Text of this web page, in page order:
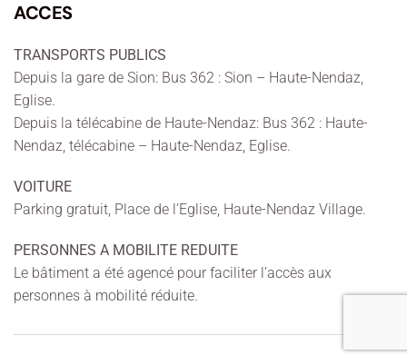
ACCES
TRANSPORTS PUBLICS
Depuis la gare de Sion: Bus 362 : Sion – Haute-Nendaz,
Eglise.
Depuis la télécabine de Haute-Nendaz: Bus 362 : Haute-
Nendaz, télécabine – Haute-Nendaz, Eglise.
VOITURE
Parking gratuit, Place de l’Eglise, Haute-Nendaz Village.
PERSONNES A MOBILITE REDUITE
Le bâtiment a été agencé pour faciliter l’accès aux
personnes à mobilité réduite.